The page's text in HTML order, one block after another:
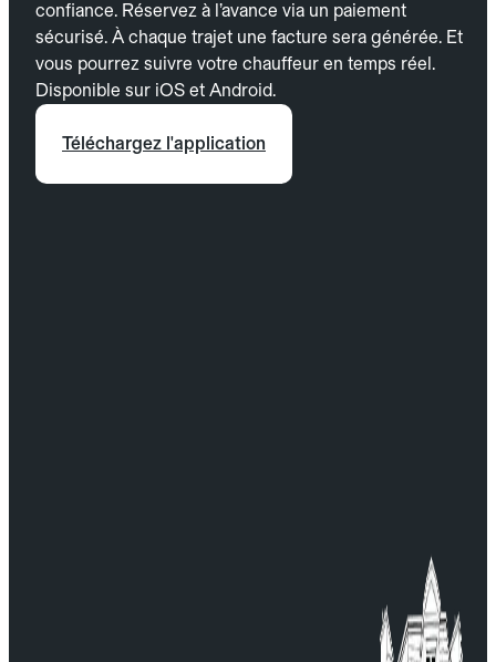
confiance. Réservez à l’avance via un paiement
sécurisé. À chaque trajet une facture sera générée. Et
vous pourrez suivre votre chauffeur en temps réel.
Disponible sur iOS et Android.
Téléchargez l'application